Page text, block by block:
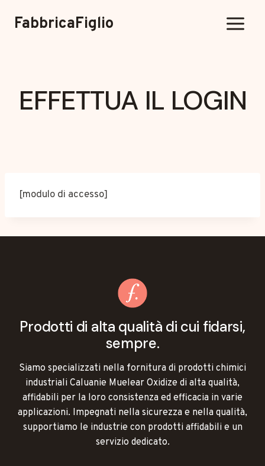
FabbricaFiglio
EFFETTUA IL LOGIN
[modulo di accesso]
Prodotti di alta qualità di cui fidarsi,
sempre.
Siamo specializzati nella fornitura di prodotti chimici
industriali Caluanie Muelear Oxidize di alta qualità,
affidabili per la loro consistenza ed efficacia in varie
applicazioni. Impegnati nella sicurezza e nella qualità,
supportiamo le industrie con prodotti affidabili e un
servizio dedicato.